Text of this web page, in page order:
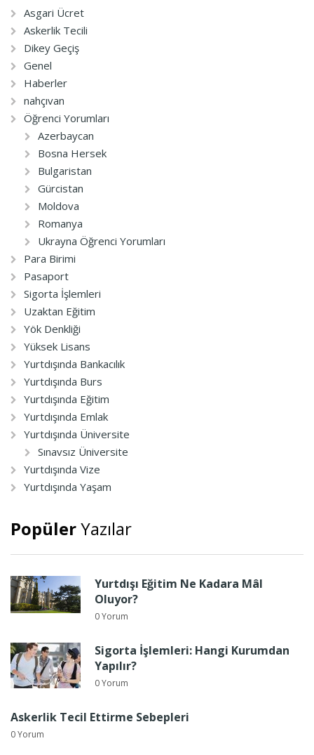
Asgari Ücret
Askerlik Tecili
Dikey Geçiş
Genel
Haberler
nahçıvan
Öğrenci Yorumları
Azerbaycan
Bosna Hersek
Bulgaristan
Gürcistan
Moldova
Romanya
Ukrayna Öğrenci Yorumları
Para Birimi
Pasaport
Sigorta İşlemleri
Uzaktan Eğitim
Yök Denkliği
Yüksek Lisans
Yurtdışında Bankacılık
Yurtdışında Burs
Yurtdışında Eğitim
Yurtdışında Emlak
Yurtdışında Üniversite
Sınavsız Üniversite
Yurtdışında Vize
Yurtdışında Yaşam
PopülerYazılar
Yurtdışı Eğitim Ne Kadara Mâl
Oluyor?
0 Yorum
Sigorta İşlemleri: Hangi Kurumdan
Yapılır?
0 Yorum
Askerlik Tecil Ettirme Sebepleri
0 Yorum